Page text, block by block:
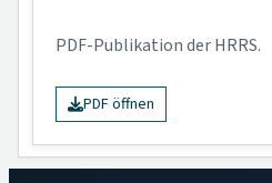
PDF-Publikation der HRRS.
PDF öffnen